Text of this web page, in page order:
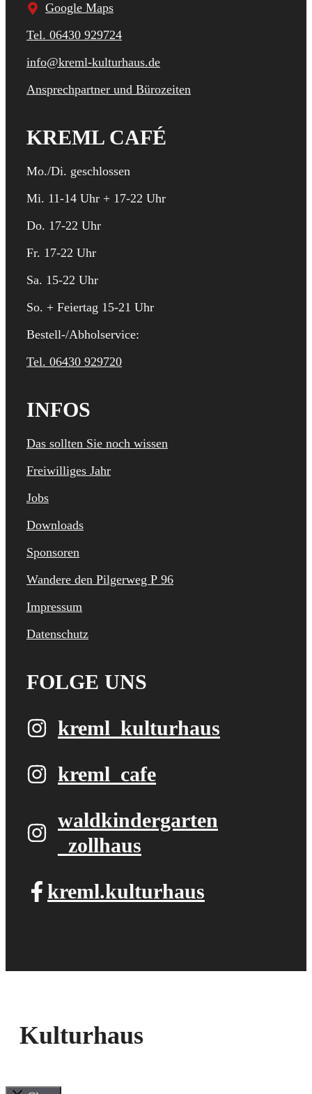
Google Maps
Tel. 06430 929724
info@kreml-kulturhaus.de
Ansprechpartner und Bürozeiten
KREML CAFÉ
Mo./Di. geschlossen
Mi. 11-14 Uhr + 17-22 Uhr
Do. 17-22 Uhr
Fr. 17-22 Uhr
Sa. 15-22 Uhr
So. + Feiertag 15-21 Uhr
Bestell-/Abholservice:
Tel. 06430 929720
INFOS
Das sollten Sie noch wissen
Freiwilliges Jahr
Jobs
Downloads
Sponsoren
Wandere den Pilgerweg P 96
Impressum
Datenschutz
FOLGE UNS
kreml_kulturhaus
kreml_cafe
waldkindergarten​
_zollhaus
kreml.kulturhaus
Kulturhaus